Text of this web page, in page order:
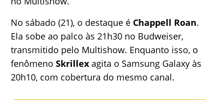
No sábado (21), o destaque é Chappell Roan.
Ela sobe ao palco às 21h30 no Budweiser,
transmitido pelo Multishow. Enquanto isso, o
fenômenoSkrillex agita o Samsung Galaxy às
20h10, com cobertura do mesmo canal.